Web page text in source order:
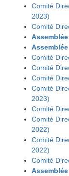
Comité
2023)
Comité
Comité
Comité
Comité
Comité
2023)
Comité
Comité
2022)
Comité
2022)
Comité